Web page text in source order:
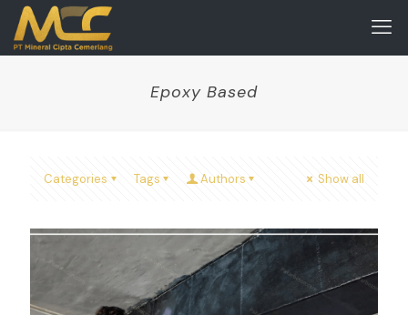
Epoxy Based
Categories Tags Authors Show all